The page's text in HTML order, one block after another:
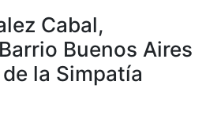
Cabal,
Buenos Aires
la Simpatía